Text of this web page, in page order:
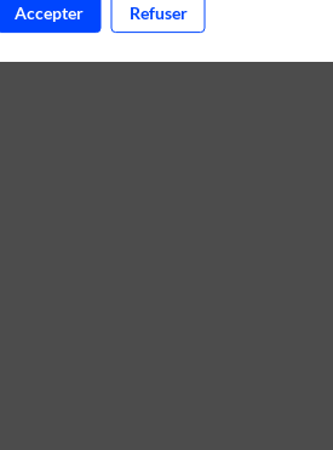
Accepter Refuser